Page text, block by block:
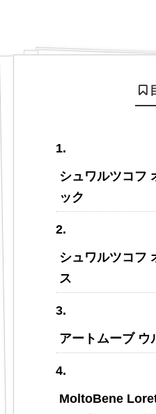
シュワルツコフ
ック
シュワルツコフ
ス
アートムーブ ウ
MoltoBene